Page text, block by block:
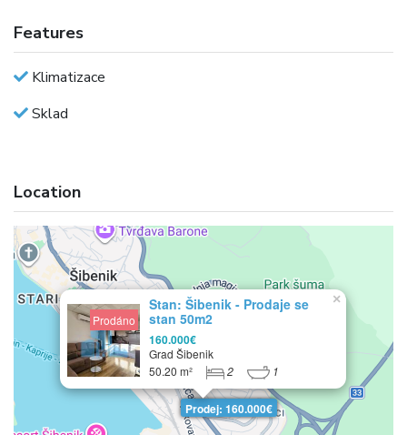
Features
Klimatizace
Sklad
Location
Prodej: 160.000€
Prodáno
Stan: Šibenik - Prodaje se
stan 50m2
160.000€
Grad Šibenik
50.20 m²
2 1
×